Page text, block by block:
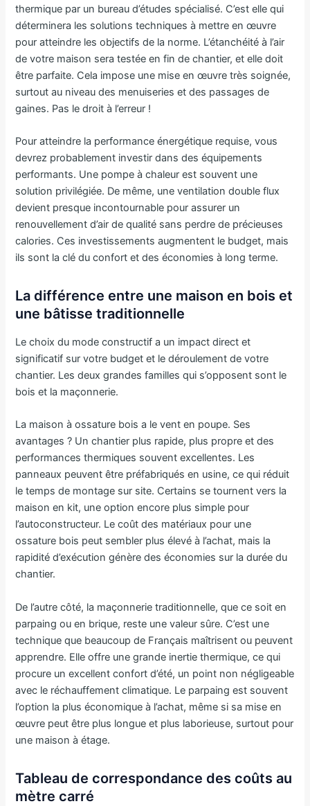
thermique par un bureau d’études spécialisé. C’est elle qui
déterminera les solutions techniques à mettre en œuvre
pour atteindre les objectifs de la norme. L’étanchéité à l’air
de votre maison sera testée en fin de chantier, et elle doit
être parfaite. Cela impose une mise en œuvre très soignée,
surtout au niveau des menuiseries et des passages de
gaines. Pas le droit à l’erreur !
Pour atteindre la performance énergétique requise, vous
devrez probablement investir dans des équipements
performants. Une pompe à chaleur est souvent une
solution privilégiée. De même, une ventilation double flux
devient presque incontournable pour assurer un
renouvellement d’air de qualité sans perdre de précieuses
calories. Ces investissements augmentent le budget, mais
ils sont la clé du confort et des économies à long terme.
La différence entre une maison en bois et
une bâtisse traditionnelle
Le choix du mode constructif a un impact direct et
significatif sur votre budget et le déroulement de votre
chantier. Les deux grandes familles qui s’opposent sont le
bois et la maçonnerie.
La maison à ossature bois a le vent en poupe. Ses
avantages ? Un chantier plus rapide, plus propre et des
performances thermiques souvent excellentes. Les
panneaux peuvent être préfabriqués en usine, ce qui réduit
le temps de montage sur site. Certains se tournent vers la
maison en kit, une option encore plus simple pour
l’autoconstructeur. Le coût des matériaux pour une
ossature bois peut sembler plus élevé à l’achat, mais la
rapidité d’exécution génère des économies sur la durée du
chantier.
De l’autre côté, la maçonnerie traditionnelle, que ce soit en
parpaing ou en brique, reste une valeur sûre. C’est une
technique que beaucoup de Français maîtrisent ou peuvent
apprendre. Elle offre une grande inertie thermique, ce qui
procure un excellent confort d’été, un point non négligeable
avec le réchauffement climatique. Le parpaing est souvent
l’option la plus économique à l’achat, même si sa mise en
œuvre peut être plus longue et plus laborieuse, surtout pour
une maison à étage.
Tableau de correspondance des coûts au
mètre carré